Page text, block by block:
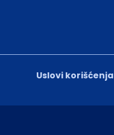
Uslovi korišćenja